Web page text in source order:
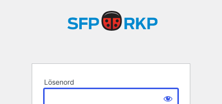
Lösenord